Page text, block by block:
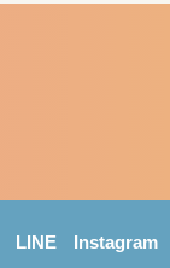
LINE Instagram